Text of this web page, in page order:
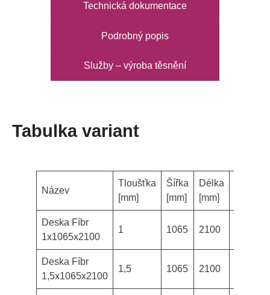
Technická dokumentace
Podrobný popis
Služby – výroba těsnění
Tabulka variant
Název
Tloušťka
[mm]
Šířka
[mm]
Délka
[mm]
Deska Fíbr
1x1065x2100
1 1065 2100
Deska Fíbr
1,5x1065x2100
1,5 1065 2100